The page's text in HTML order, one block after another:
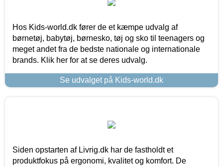
Hos Kids-world.dk fører de et kæmpe udvalg af
børnetøj, babytøj, børnesko, tøj og sko til teenagers og
meget andet fra de bedste nationale og internationale
brands. Klik her for at se deres udvalg.
Se udvalget på Kids-world.dk
Siden opstarten af Livrig.dk har de fastholdt et
produktfokus på ergonomi, kvalitet og komfort. De